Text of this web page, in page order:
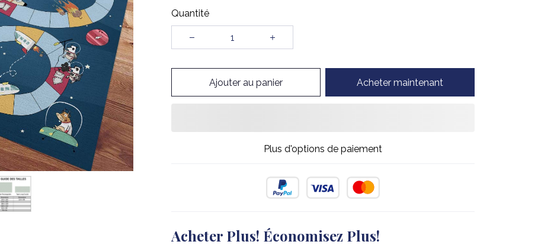
Quantité
Ajouter au panier Acheter maintenant
Plus d'options de paiement
Acheter Plus! Économisez Plus!